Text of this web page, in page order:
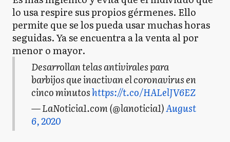
lo usa respire sus propios gérmenes. Ello
permite que se los pueda usar muchas horas
seguidas. Ya se encuentra a la venta al por
menor o mayor.
Desarrollan telas antivirales para
barbijos que inactivan el coronavirus en
cinco minutoshttps://t.co/HALelJV6EZ
— LaNoticia1.com (@lanoticia1)August
6, 2020